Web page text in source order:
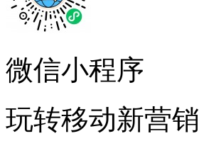
微信小程序
玩转移动新营销